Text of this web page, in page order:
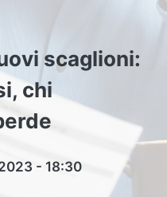
scaglioni:
chi
- 18:30